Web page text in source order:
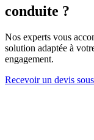
conduite ?
Nos experts vous
solution adaptée à
engagement.
Recevoir un devis